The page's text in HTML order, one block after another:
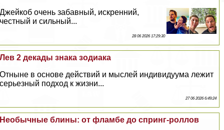
Джейкоб очень забавный, искренний,
честный и сильный...
28 06 2026 17:29:30
Лев 2 декады знака зодиака
Отныне в основе действий и мыслей индивидуума лежит
серьезный подход к жизни...
27 06 2026 6:49:24
Необычные блины: от фламбе до спринг-роллов